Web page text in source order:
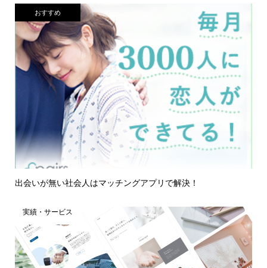
おすすめ
出会いが無い社会人はマッチングアプリで解決！
実績・サービス